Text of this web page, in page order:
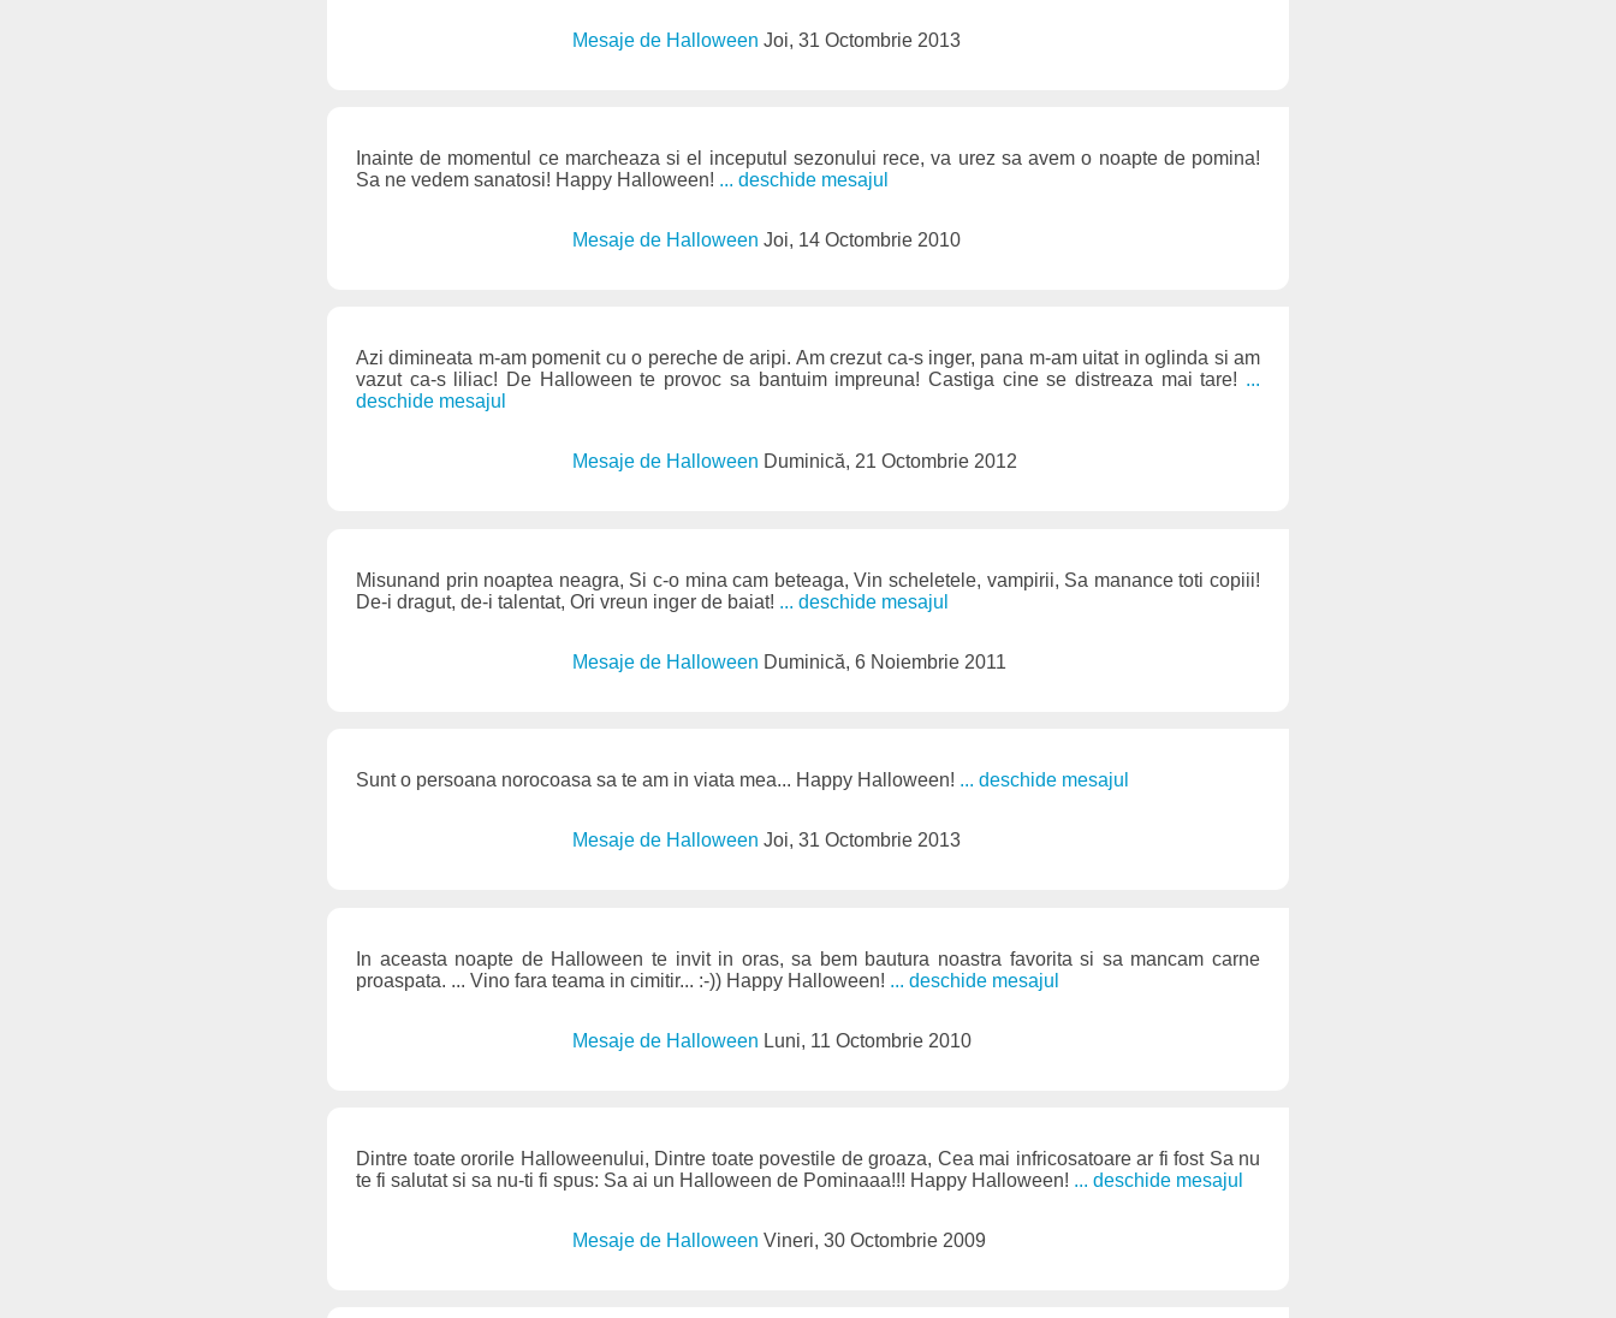
Mesaje de HalloweenJoi, 31 Octombrie 2013
Inainte de momentul ce marcheaza si el inceputul sezonului rece, va urez sa avem o noapte de pomina!
Sa ne vedem sanatosi! Happy Halloween! ... deschide mesajul
Mesaje de HalloweenJoi, 14 Octombrie 2010
Azi dimineata m-am pomenit cu o pereche de aripi. Am crezut ca-s inger, pana m-am uitat in oglinda si am
vazut ca-s liliac! De Halloween te provoc sa bantuim impreuna! Castiga cine se distreaza mai tare! ...
deschide mesajul
Mesaje de Halloween Duminică, 21 Octombrie 2012
Misunand prin noaptea neagra, Si c-o mina cam beteaga, Vin scheletele, vampirii, Sa manance toti copiii!
De-i dragut, de-i talentat, Ori vreun inger de baiat! ... deschide mesajul
Mesaje de Halloween Duminică, 6 Noiembrie 2011
Sunt o persoana norocoasa sa te am in viata mea... Happy Halloween! ... deschide mesajul
Mesaje de HalloweenJoi, 31 Octombrie 2013
In aceasta noapte de Halloween te invit in oras, sa bem bautura noastra favorita si sa mancam carne
proaspata. ... Vino fara teama in cimitir... :-)) Happy Halloween! ... deschide mesajul
Mesaje de Halloween Luni, 11 Octombrie 2010
Dintre toate ororile Halloweenului, Dintre toate povestile de groaza, Cea mai infricosatoare ar fi fost Sa nu
te fi salutat si sa nu-ti fi spus: Sa ai un Halloween de Pominaaa!!! Happy Halloween! ... deschide mesajul
Mesaje de HalloweenVineri, 30 Octombrie 2009